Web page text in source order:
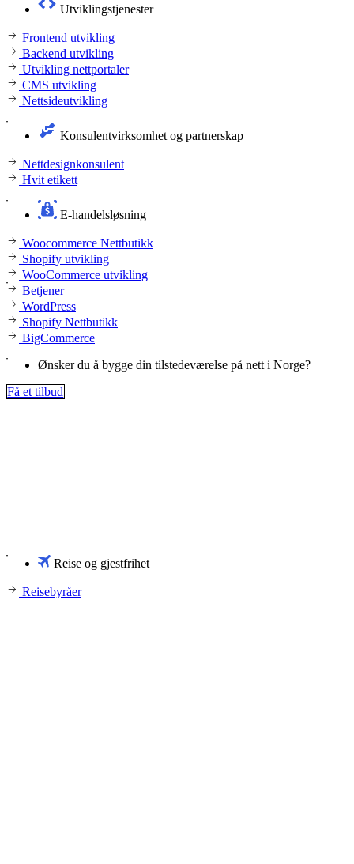
Utviklingstjenester
Frontend utvikling
Backend utvikling
Utvikling nettportaler
CMS utvikling
Nettsideutvikling
Konsulentvirksomhet og partnerskap
Nettdesignkonsulent
Hvit etikett
E-handelsløsning
Woocommerce Nettbutikk
Shopify utvikling
WooCommerce utvikling
Betjener
WordPress
Shopify Nettbutikk
BigCommerce
Ønsker du å bygge din tilstedeværelse på nett i Norge?
Få et tilbud
Reise og gjestfrihet
Reisebyråer